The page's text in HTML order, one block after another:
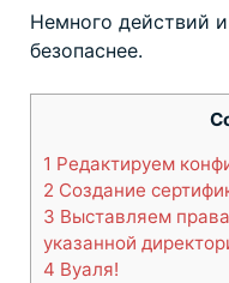
Немного действий
безопаснее.
1 Редактируем
2 Создание
3 Выставляем
указанной
4 Вуаля!